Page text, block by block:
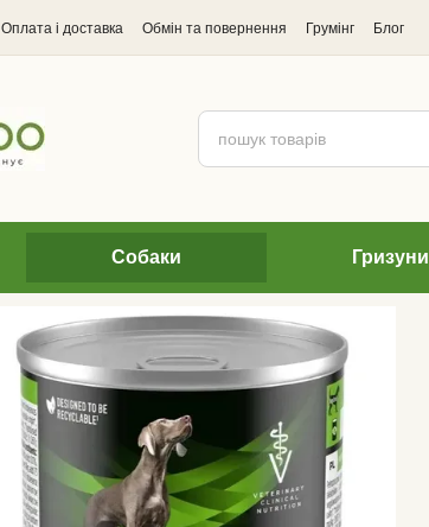
Оплата і доставка Обмін та повернення Грумінг
Блог
Cобаки Гризуни